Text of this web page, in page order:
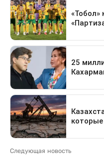
Следующая новость